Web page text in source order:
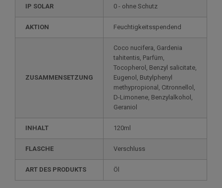
IP SOLAR 0 - ohne Schutz
AKTION Feuchtigkeitsspendend
ZUSAMMENSETZUNG
Coco nucifera, Gardenia
tahitentis, Parfüm,
Tocopherol, Benzyl salicitate,
Eugenol, Butylphenyl
methypropional, Citronnellol,
D-Limonene, Benzylalkohol,
Geraniol
INHALT 120ml
FLASCHE Verschluss
ART DES PRODUKTS Öl